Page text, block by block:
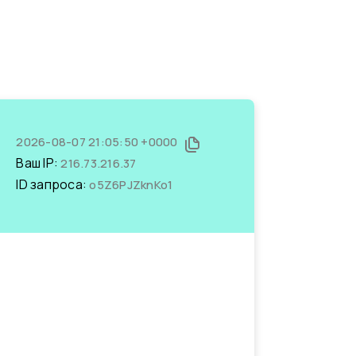
2026-08-07 21:05:50 +0000
Ваш IP:216.73.216.37
ID запроса:o5Z6PJZknKo1